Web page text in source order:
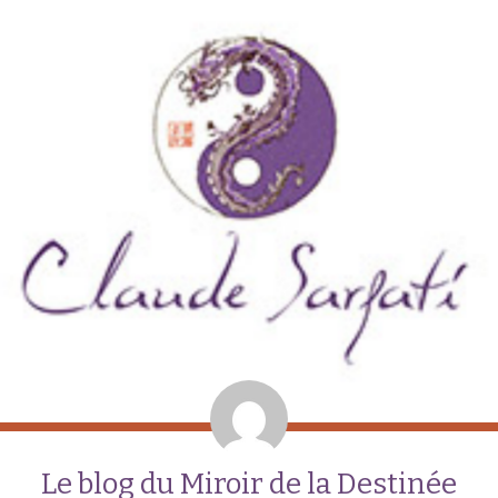
Le blog du Miroir de la Destinée